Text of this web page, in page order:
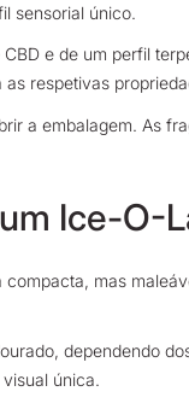
sensorial único.
e de um perfil
respetivas
a embalagem. As
Ice-O-
mas
dependendo
única.